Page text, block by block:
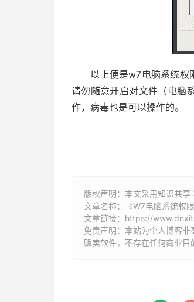
以上便是w7电脑系统权限
请勿随意开启对文件（电脑
作，病毒也是可以操作的。
版权声明：本文采用知识共
文章名称：《W7电脑系统权
文章链接： https://
免责声明：本站为个人博客
贩卖软件，不存在任何商业目